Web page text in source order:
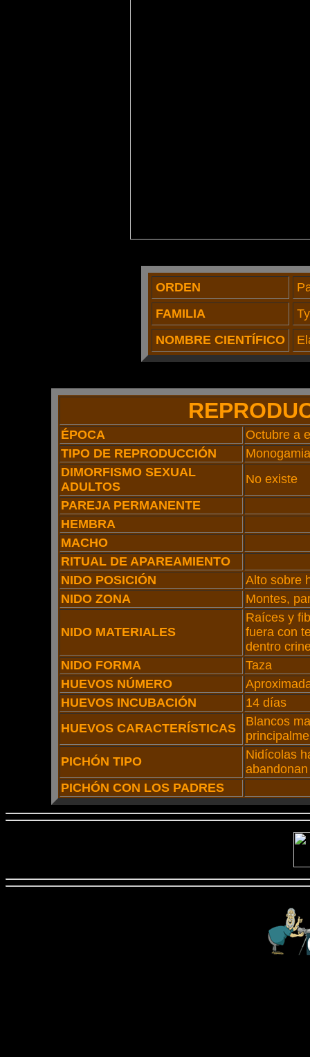
ORDEN
FAMILIA
NOMBRE CIENTÍFICO
ÉPOCA
Octubre a
TIPO DE REPRODUCCIÓN
Monogamia
DIMORFISMO SEXUAL
ADULTOS
No existe
PAREJA PERMANENTE
HEMBRA
MACHO
RITUAL DE APAREAMIENTO
NIDO POSICIÓN
Alto sobre
NIDO ZONA
Montes,
NIDO MATERIALES
Raíces y
fuera con
dentro
NIDO FORMA
Taza
HUEVOS NÚMERO
HUEVOS INCUBACIÓN
14 días
HUEVOS CARACTERÍSTICAS
Blancos
PICHÓN TIPO
Nidícolas
PICHÓN CON LOS PADRES